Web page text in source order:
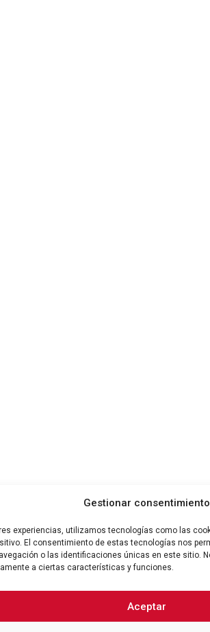
Gestionar consentimiento
experiencias, utilizamos tecnologías como las
El consentimiento de estas tecnologías nos
o las identificaciones únicas en este sitio.
a ciertas características y funciones.
Aceptar